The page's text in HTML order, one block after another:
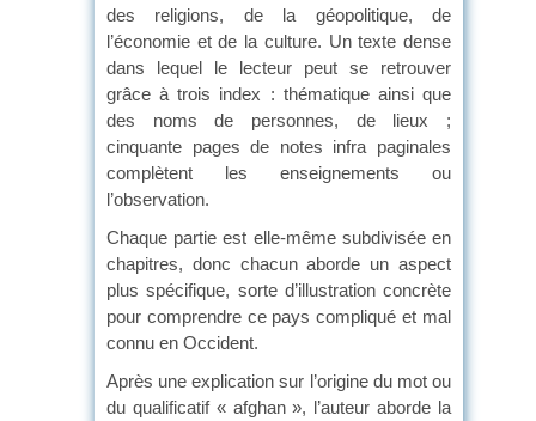
des religions, de la géopolitique, de
l’économie et de la culture. Un texte dense
dans lequel le lecteur peut se retrouver
grâce à trois index : thématique ainsi que
des noms de personnes, de lieux ;
cinquante pages de notes infra paginales
complètent les enseignements ou
l’observation.
Chaque partie est elle-même subdivisée en
chapitres, donc chacun aborde un aspect
plus spécifique, sorte d’illustration concrète
pour comprendre ce pays compliqué et mal
connu en Occident.
Après une explication sur l’origine du mot ou
du qualificatif « afghan », l’auteur aborde la